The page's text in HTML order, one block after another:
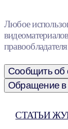
Любое
Сообщить об
Обращение в
СТАТЬИ